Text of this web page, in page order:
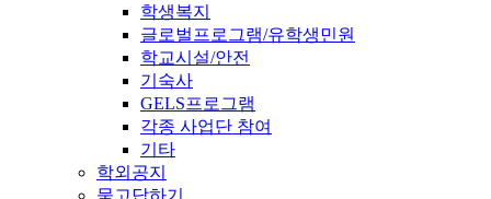
학생복지
글로벌프로그램/유학생민원
학교시설/안전
기숙사
GELS프로그램
각종 사업단 참여
기타
학외공지
묻고답하기